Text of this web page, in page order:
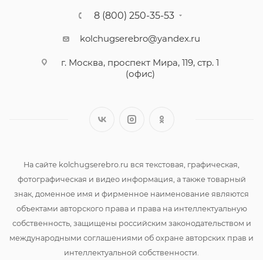
8 (800) 250-35-53
kolchugserebro@yandex.ru
г. Москва, проспект Мира, 119, стр. 1
(офис)
На сайте kolchugserebro.ru вся текстовая, графическая,
фотографическая и видео информация, а также товарный
знак, доменное имя и фирменное наименование являются
объектами авторского права и права на интеллектуальную
собственность, защищены российским законодательством и
международными соглашениями об охране авторских прав и
интеллектуальной собственности.